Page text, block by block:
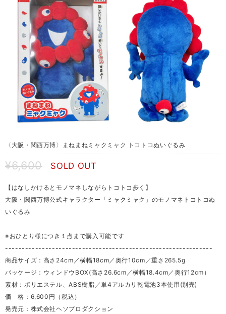
〈大阪・関西万博〉まねまねミャクミャク トコトコぬいぐるみ
¥6,600 SOLD OUT
【はなしかけるとモノマネしながらトコトコ歩く】
大阪・関西万博公式キャラクター「ミャクミャク」のモノマネトコトコぬ
いぐるみ
※おひとり様につき１点まで購入可能です
--------------------------------------------------------------
商品サイズ：高さ24cm／横幅18cm／奥行10cm／重さ265.5g
パッケージ：ウィンドウBOX(高さ26.6cm／横幅18.4cm／奥行12cm）
素材：ポリエステル、ABS樹脂／単4アルカリ乾電池3本使用(別売)
価 格：6,600円（税込）
発売元：株式会社ヘソプロダクション